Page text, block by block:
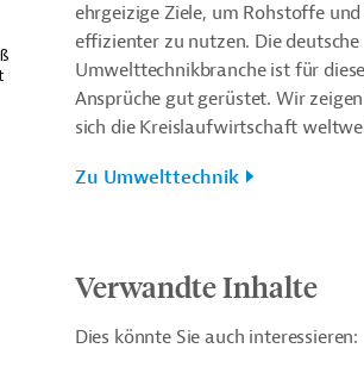
ehrgeizige Ziele, um Rohstoffe und
effizienter zu nutzen. Die deutsche
Umwelttechnikbranche ist für
Ansprüche gut gerüstet. Wir
sich die Kreislaufwirtschaft
Zu Umwelttechnik
Verwandte Inhalte
Dies könnte Sie auch interessieren: